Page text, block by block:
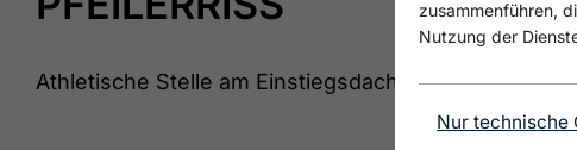
Athletische Stelle am Einstiegsdach.
zusammenführen,
Nutzung der
Nur technische